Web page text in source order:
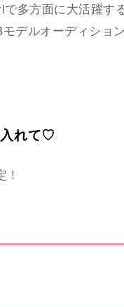
多方面に大活躍す
デルオーディショ
入れて♡